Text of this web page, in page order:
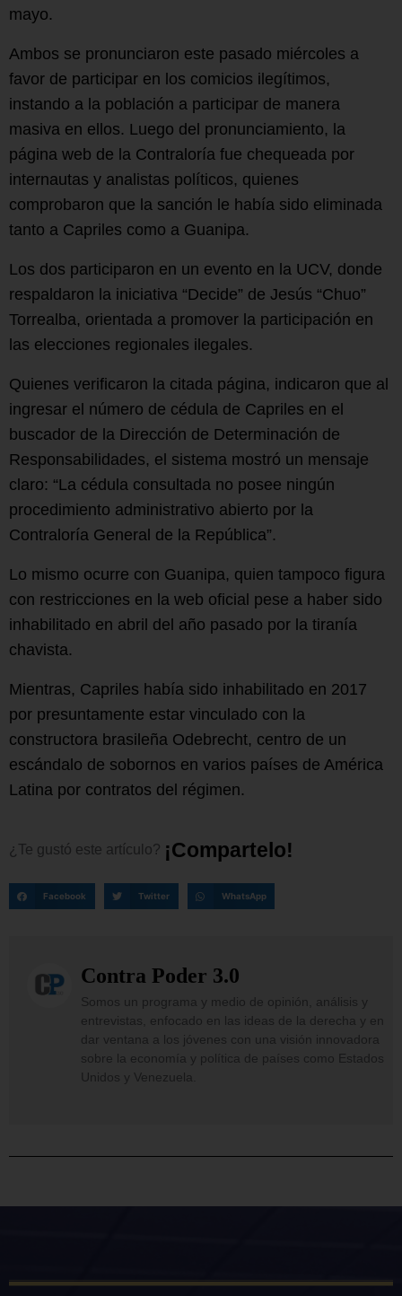
mayo.
Ambos se pronunciaron este pasado miércoles a
favor de participar en los comicios ilegítimos,
instando a la población a participar de manera
masiva en ellos. Luego del pronunciamiento, la
página web de la Contraloría fue chequeada por
internautas y analistas políticos, quienes
comprobaron que la sanción le había sido eliminada
tanto a Capriles como a Guanipa.
Los dos participaron en un evento en la UCV, donde
respaldaron la iniciativa “Decide” de Jesús “Chuo”
Torrealba, orientada a promover la participación en
las elecciones regionales ilegales.
Quienes verificaron la citada página, indicaron que al
ingresar el número de cédula de Capriles en el
buscador de la Dirección de Determinación de
Responsabilidades, el sistema mostró un mensaje
claro: “La cédula consultada no posee ningún
procedimiento administrativo abierto por la
Contraloría General de la República”.
Lo mismo ocurre con Guanipa, quien tampoco figura
con restricciones en la web oficial pese a haber sido
inhabilitado en abril del año pasado por la tiranía
chavista.
Mientras, Capriles había sido inhabilitado en 2017
por presuntamente estar vinculado con la
constructora brasileña Odebrecht, centro de un
escándalo de sobornos en varios países de América
Latina por contratos del régimen.
¿Te gustó este artículo? ¡Comparte o!
Facebook Twitter WhatsApp
Contra Poder 3.0
Somos un programa y medio de opinión, análisis y
entrevistas, enfocado en las ideas de la derecha y en
dar ventana a los jóvenes con una visión innovadora
sobre la economía y política de países como Estados
Unidos y Venezuela.